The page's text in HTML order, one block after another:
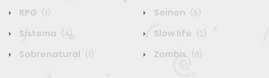
RPG (1) Seinen (5)
Sistema (4) Slow life (2)
Sobrenatural (1) Zombis (0)